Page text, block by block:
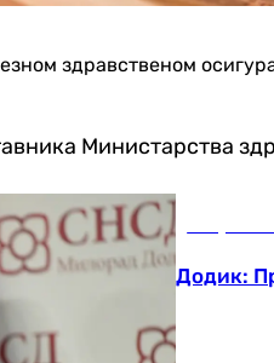
здравственом
Министарства
Додик: